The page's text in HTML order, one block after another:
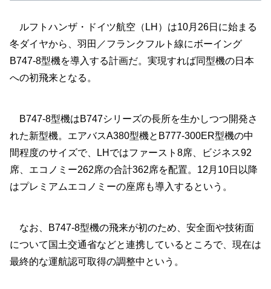
ルフトハンザ・ドイツ航空（LH）は10月26日に始まる
冬ダイヤから、羽田／フランクフルト線にボーイング
B747-8型機を導入する計画だ。実現すれば同型機の日本
への初飛来となる。
B747-8型機はB747シリーズの長所を生かしつつ開発さ
れた新型機。エアバスA380型機とB777-300ER型機の中
間程度のサイズで、LHではファースト8席、ビジネス92
席、エコノミー262席の合計362席を配置。12月10日以降
はプレミアムエコノミーの座席も導入するという。
なお、B747-8型機の飛来が初のため、安全面や技術面
について国土交通省などと連携しているところで、現在は
最終的な運航認可取得の調整中という。